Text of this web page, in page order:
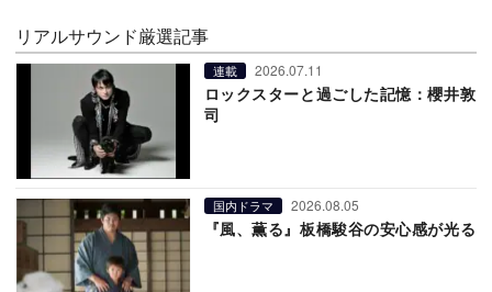
リアルサウンド厳選記事
連載 2026.07.11
ロックスターと過ごした記憶：櫻井敦
司
国内ドラマ 2026.08.05
『風、薫る』板橋駿谷の安心感が光る